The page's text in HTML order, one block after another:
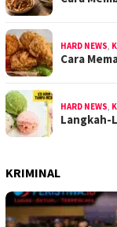
HARD NEWS
Cara
HARD NEWS
Langkah-
KRIMINAL